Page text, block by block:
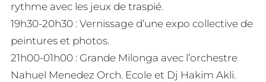
rythme avec les jeux de traspié.
19h30-20h30 : Vernissage d’une expo collective de
peintures et photos.
21h00-01h00 : Grande Milonga avec l’orchestre
Nahuel Menedez Orch. Ecole et Dj Hakim Akli.